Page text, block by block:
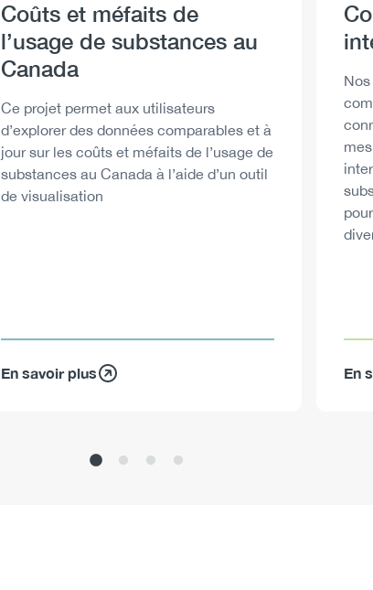
Heading
Coûts et méfaits de
l’usage de substances au
Canada
Description
Ce projet permet aux utilisateurs
d’explorer des données comparables et à
jour sur les coûts et méfaits de l’usage de
substances au Canada à l’aide d’un outil
de visualisation
En savoir plus En